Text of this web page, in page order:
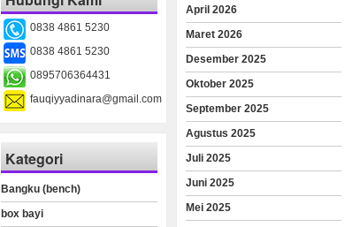
0838 4861 5230
0838 4861 5230
0895706364431
fauqiyyadinara@gmail.com
Kategori
Bangku (bench)
box bayi
April 2026
Maret 2026
Desember 2025
Oktober 2025
September 2025
Agustus 2025
Juli 2025
Juni 2025
Mei 2025